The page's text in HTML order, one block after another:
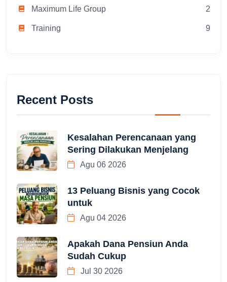
Maximum Life Group 2
Training 9
Recent Posts
Kesalahan Perencanaan yang
Sering Dilakukan Menjelang
Agu 06 2026
13 Peluang Bisnis yang Cocok
untuk
Agu 04 2026
Apakah Dana Pensiun Anda
Sudah Cukup
Jul 30 2026